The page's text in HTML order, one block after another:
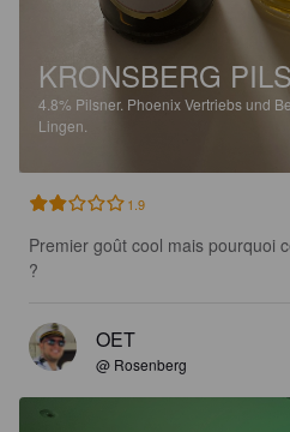
KRONSBERG
4.8% Pilsner. Phoenix Vertriebs und
Lingen.
1.9
Premier goût cool mais pourquoi
?
OET
@ Rosenberg